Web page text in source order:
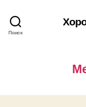
Поиск